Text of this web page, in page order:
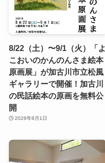
8/22（土）〜9/1（火）「よ
こおいのかんのんさま絵本
原画展」が加古川市立松風
ギャラリーで開催！加古川
の民話絵本の原画を無料公
開
2026年8月1日